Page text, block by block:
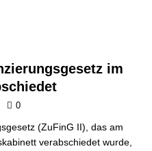
im
0
(ZuFinG II), das am
verabschiedet wurde,